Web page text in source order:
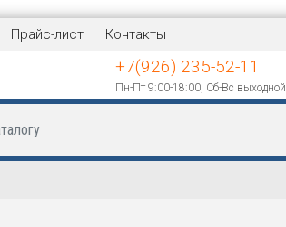
Прайс-лист Контакты
+7(926) 235-52-11
Пн-Пт 9:00-18:00, Сб-Вс выходной